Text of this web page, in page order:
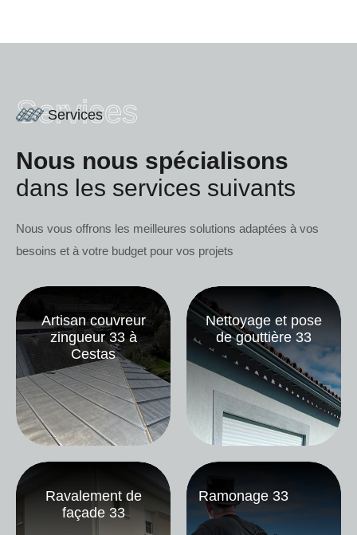
Services
Services
Nous nous spécialisons
dans les services suivants
Nous vous offrons les meilleures solutions adaptées à vos
besoins et à votre budget pour vos projets
Artisan couvreur
zingueur 33 à
Cestas
Nettoyage et pose
de gouttière 33
Ravalement de
façade 33
Ramonage 33